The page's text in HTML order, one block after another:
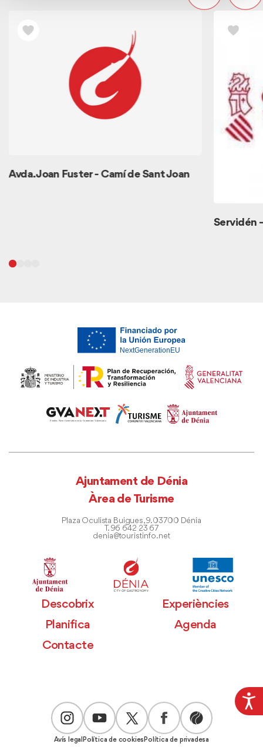
Avda. Joan Fuster - Camí de Sant Joan
Servidén
Ajuntament de Dénia
Àrea de Turisme
Plaza Oculista Buigues, 9. 03700 Dénia
T. 96 642 23 67
denia@touristinfo.net
Descobrix
Experiències
Planifica
Agenda
Contacte
Avís legal Política de cookies Política de privadesa